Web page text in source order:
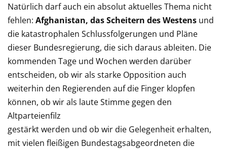
Natürlich darf auch ein absolut aktuelles Thema nicht
fehlen: Afghanistan, das Scheitern des Westens und
die katastrophalen Schlussfolgerungen und Pläne
dieser Bundesregierung, die sich daraus ableiten. Die
kommenden Tage und Wochen werden darüber
entscheiden, ob wir als starke Opposition auch
weiterhin den Regierenden auf die Finger klopfen
können, ob wir als laute Stimme gegen den
Altparteienfilz
gestärkt werden und ob wir die Gelegenheit erhalten,
mit vielen fleißigen Bundestagsabgeordneten die